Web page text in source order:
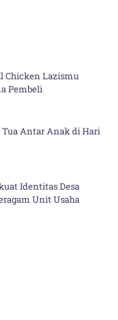
Chicken Lazismu
Pembeli
Tua Antar Anak di Hari
Identitas Desa
Unit Usaha